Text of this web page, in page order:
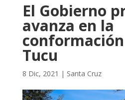
El Gobierno
avanza en la
Tucu
8 Dic, 2021 | Santa Cruz